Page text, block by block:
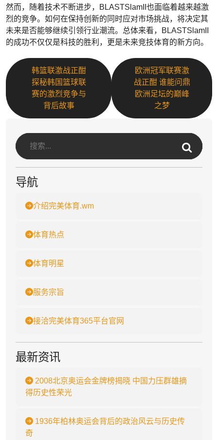
然而，随着技术不断进步，BLASTSlamII也面临着越来越激
烈的竞争。如何在保持创新的同时应对市场挑战，将决定其
未来是否能够继续引领行业潮流。总体来看，BLASTSlamII
的成功不仅仅是科技的胜利，更是未来竞技体育的新方向。
韩篮联激战正酣
探秘韩国篮球联
赛的激烈竞争与
背后故事
欧洲冠军联赛激
战正酣 谁能问鼎
欧洲足坛的巅峰
之梦
导航
介绍完美体育.wm
体育热点
体育明星
服务宗旨
接洽完美体育365平台官网
最新资讯
2008北京奥运会金牌榜揭晓 中国力压群雄摘
得历史性荣光
1936年柏林奥运会背后的政治风云与历史传
奇